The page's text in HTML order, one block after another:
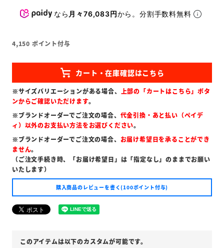
なら 月々76,083円から。分割手数料無料
4,150 ポイント付与
※サイズバリエーションがある場合、 上部の「カートはこちら」ボタ
ンからご確認いただけます。
※ブランドオーダーでご注文の場合、 代金引換・あと払い（ペイデ
ィ）以外のお支払い方法をお選びください。
※ブランドオーダーでご注文の場合、 お届け希望日を承ることができ
ません。
（ご注文手続き時、「お届け希望日」は「指定なし」のままでお願い
いたします）
購入商品のレビューを書く(100ポイント付与)